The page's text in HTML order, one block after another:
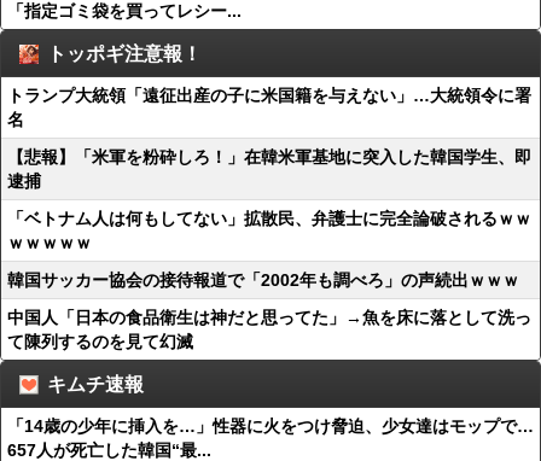
「指定ゴミ袋を買ってレシー...
トッポギ注意報！
トランプ大統領「遠征出産の子に米国籍を与えない」…大統領令に署
名
【悲報】「米軍を粉砕しろ！」在韓米軍基地に突入した韓国学生、即
逮捕
「ベトナム人は何もしてない」拡散民、弁護士に完全論破されるｗｗ
ｗｗｗｗｗ
韓国サッカー協会の接待報道で「2002年も調べろ」の声続出ｗｗｗ
中国人「日本の食品衛生は神だと思ってた」→魚を床に落として洗っ
て陳列するのを見て幻滅
キムチ速報
「14歳の少年に挿入を…」性器に火をつけ脅迫、少女達はモップで…
657人が死亡した韓国“最...